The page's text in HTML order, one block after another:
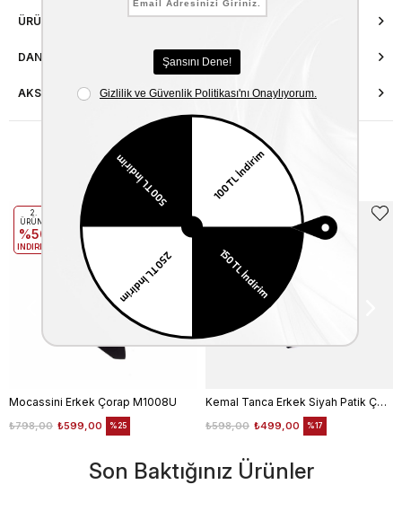
ÜRÜN ÖZELLIKLERI
DANIŞMA HATTI
AKSESUAR ONARIMI
Benzer Ürünler
Mocassini Erkek Çorap M1008U
₺599,00
₺798,00 %25
2.
ÜRÜNE
%50
INDIRIM
Kemal Tanca Erkek Siyah Patik Çorap
₺499,00
₺598,00 %17
Son Baktığınız Ürünler